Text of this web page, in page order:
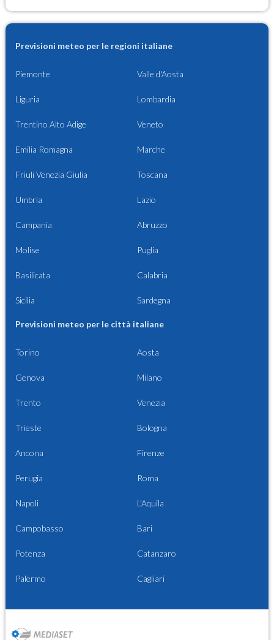
Previsioni meteo per le regioni italiane
Piemonte Valle d'Aosta
Liguria Lombardia
Trentino Alto Adige Veneto
Emilia Romagna Marche
Friuli Venezia Giulia Toscana
Umbria Lazio
Campania Abruzzo
Molise Puglia
Basilicata Calabria
Sicilia Sardegna
Previsioni meteo per le città italiane
Torino Aosta
Genova Milano
Trento Venezia
Trieste Bologna
Ancona Firenze
Perugia Roma
Napoli L'Aquila
Campobasso Bari
Potenza Catanzaro
Palermo Cagliari